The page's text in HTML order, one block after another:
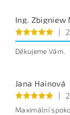
Ing. Zbigniew
|
Děkujeme Vám.
Jana Hainová
|
Maximální